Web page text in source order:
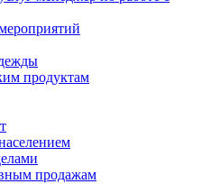
продуктам
продажам